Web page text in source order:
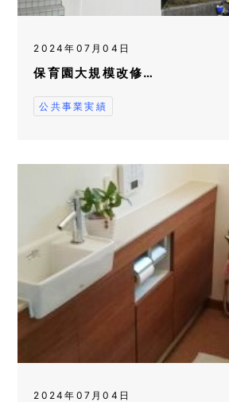
2024年07月04日
保育園大規模改修…
公共事業実績
2024年07月04日